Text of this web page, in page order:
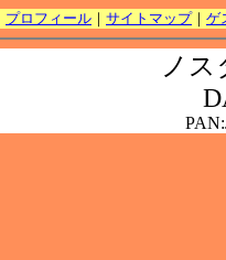
プロフィール ｜ サイトマップ｜ ゲ
ノス